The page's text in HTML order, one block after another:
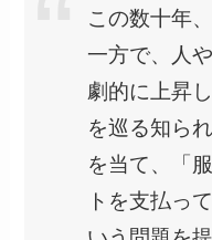
この数十年
一方で、人
劇的に上昇
を巡る知ら
を当て、「
トを支払っ